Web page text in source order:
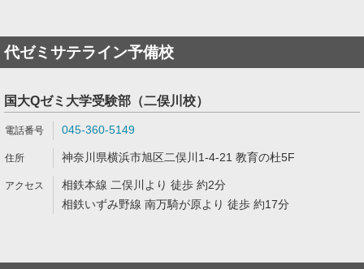
代ゼミサテライン予備校
国大Qゼミ大学受験部（二俣川校）
045-360-5149
神奈川県横浜市旭区二俣川1-4-21 教育の杜5F
相鉄本線 二俣川より 徒歩 約2分
相鉄いずみ野線 南万騎が原より 徒歩 約17分